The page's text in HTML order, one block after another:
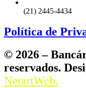
(21) 2445-4434
Política de
© 2026 –
reservados.
NetartWeb.